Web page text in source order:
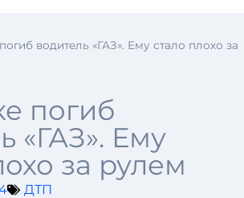
водитель «ГАЗ». Ему стало плохо за
погиб
«ГАЗ». Ему
за рулем
ДТП